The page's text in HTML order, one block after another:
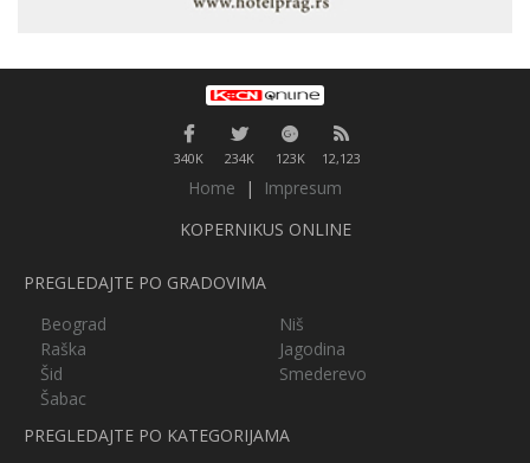
340K 234K 123K 12,123
Home |
Impresum
KOPERNIKUS ONLINE
PREGLEDAJTE PO GRADOVIMA
Beograd
Niš
Raška
Jagodina
Šid
Smederevo
Šabac
PREGLEDAJTE PO KATEGORIJAMA